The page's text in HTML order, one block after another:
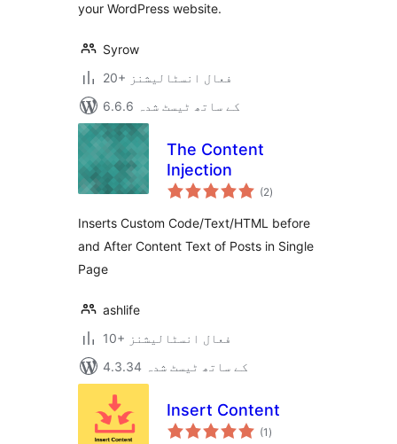
your WordPress website.
Syrow
20+ فعال انسٹالیشنز
6.6.6 کے ساتھ ٹیسٹ شدہ
The Content
Injection
(2مجموعی
درجہ
)
Inserts Custom Code/Text/HTML before
and After Content Text of Posts in Single
Page
ashlife
10+ فعال انسٹالیشنز
4.3.34 کے ساتھ ٹیسٹ شدہ
Insert Content
(1 مجموعی
درجہ
)